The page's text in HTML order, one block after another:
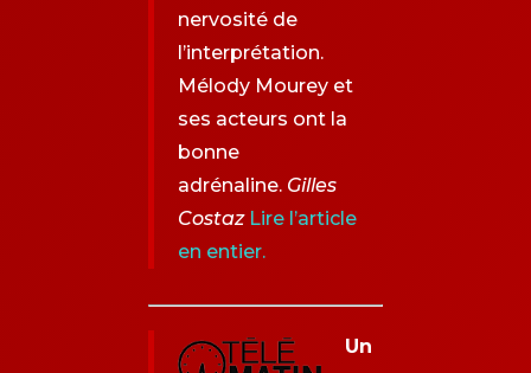
nervosité de
l’interprétation.
Mélody Mourey et
ses acteurs ont la
bonne
adrénaline. Gilles
Costaz Lire l’article
en entier.
Un